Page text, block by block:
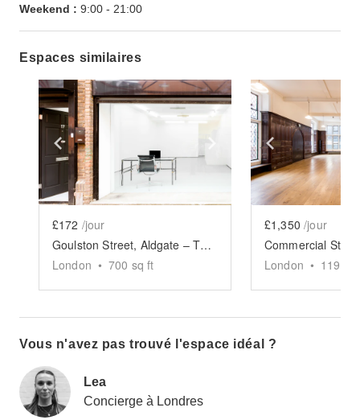
Weekend : 9:00 - 21:00
Espaces similaires
Show previous slide Show next slide
£172 /jour
Goulston Street, Aldgate – The Modern Shop
London • 700 sq ft
Show
£1,350 /jour
London • 1194
Vous n'avez pas trouvé l'espace idéal ?
Lea
Concierge à Londres